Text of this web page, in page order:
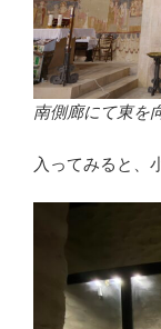
南側廊にて東を
入ってみると、